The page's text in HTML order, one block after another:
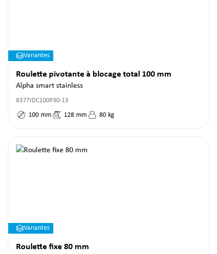
Variantes
Roulette pivotante à blocage total 100 mm
Alpha smart stainless
8377IDC100P30-13
100 mm 128 mm 80 kg
Variantes
Roulette fixe 80 mm